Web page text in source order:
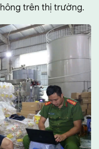
trên thị trường.